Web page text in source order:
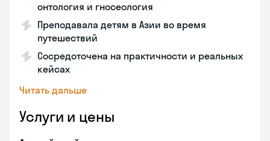
онтология и гносеология
Преподавала детям в Азии во время
путешествий
Сосредоточена на практичности и реальных
кейсах
Читать дальше
Услуги и цены